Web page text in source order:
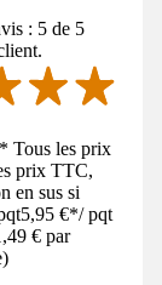
: 5 de 5
Tous les prix
prix TTC,
en sus si
5,95 €*/ pqt
€ par
)